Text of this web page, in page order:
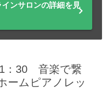
ンサロンの詳細を見
：30 音楽で繋
ームピアノレッ